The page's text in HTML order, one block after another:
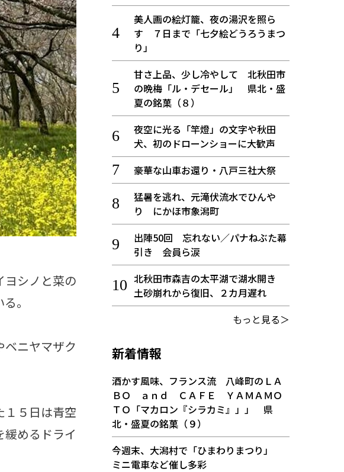
シノと菜の
。
ニヤマザク
５日は青空
めるドライ
美人画の絵灯籠、夜の湯沢を照ら
す ７日まで「七夕絵どうろうまつ
り」
甘さ上品、少し冷やして 北秋田市
の晩梅「ル・デセール」 県北・盛
夏の銘菓（８）
夜空に光る「竿燈」の文字や秋田
犬、初のドローンショーに大歓声
豪華な山車お還り・八戸三社大祭
猛暑を逃れ、元滝伏流水でひんや
り にかほ市象潟町
出陣50回 忘れない／パナねぶた幕
引き 会員ら涙
北秋田市森吉の太平湖で湖水開き
土砂崩れから復旧、２カ月遅れ
もっと見る＞
新着情報
酒かす風味、フランス流 八峰町のＬＡ
ＢＯ ａｎｄ ＣＡＦＥ ＹＡＭＡＭＯ
ＴＯ「マカロン『シラカミ』」」 県
北・盛夏の銘菓（９）
今週末、大潟村で「ひまわりまつり」
ミニ電車など催し多彩